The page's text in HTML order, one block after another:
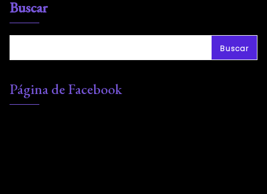
Buscar
Buscar
Página de Facebook